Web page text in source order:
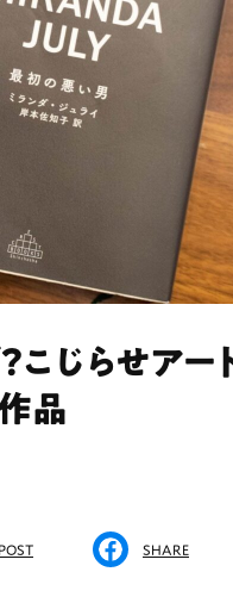
じらせアー
品
POST SHARE